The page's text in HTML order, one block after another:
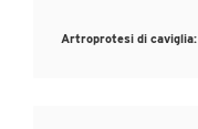
Artroprotesi di